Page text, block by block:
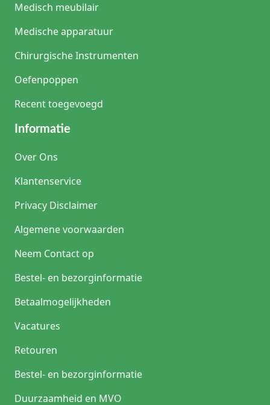
Medisch meubilair
Medische apparatuur
Chirurgische Instrumenten
Oefenpoppen
Recent toegevoegd
Informatie
Over Ons
Klantenservice
Privacy Disclaimer
Algemene voorwaarden
Neem Contact op
Bestel- en bezorginformatie
Betaalmogelijkheden
Vacatures
Retouren
Bestel- en bezorginformatie
Duurzaamheid en MVO